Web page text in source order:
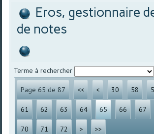
Eros, gestionnaire
de notes
Terme à rechercher
Page 65 de 87 << < 30 58
61 62 63 64 65 66 67
70 71 72 > >>